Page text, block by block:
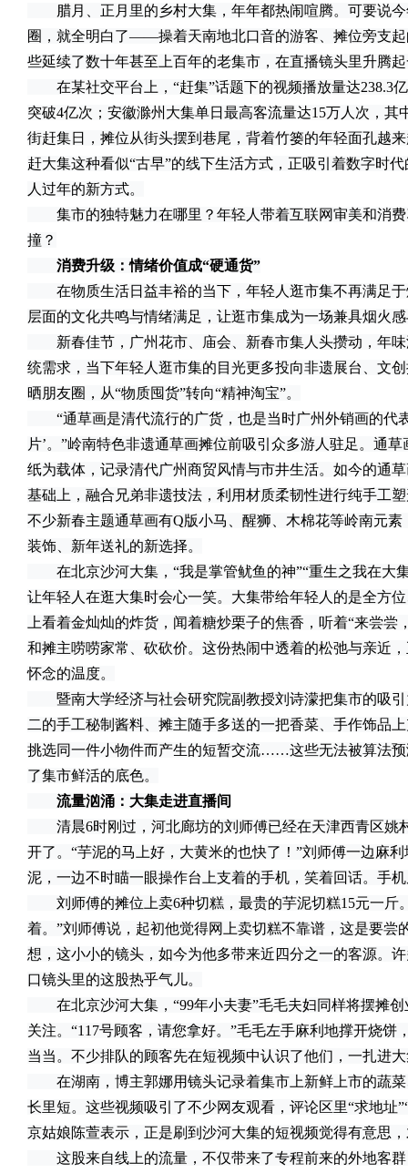
腊月、正月里的乡村大集，年年都热闹喧腾。可要说今
圈，就全明白了——操着天南地北口音的游客、摊位旁支
些延续了数十年甚至上百年的老集市，在直播镜头里升腾
在某社交平台上，“赶集”话题下的视频播放量达238.3
突破4亿次；安徽滁州大集单日最高客流量达15万人次，
街赶集日，摊位从街头摆到巷尾，背着竹篓的年轻面孔越
赶大集这种看似“古早”的线下生活方式，正吸引着数字时
人过年的新方式。
集市的独特魅力在哪里？年轻人带着互联网审美和消费
撞？
消费升级：情绪价值成“硬通货”
在物质生活日益丰裕的当下，年轻人逛市集不再满足于
层面的文化共鸣与情绪满足，让逛市集成为一场兼具烟火
新春佳节，广州花市、庙会、新春市集人头攒动，年味
统需求，当下年轻人逛市集的目光更多投向非遗展台、文
晒朋友圈，从“物质囤货”转向“精神淘宝”。
“通草画是清代流行的广货，也是当时广州外销画的代
片’。”岭南特色非遗通草画摊位前吸引众多游人驻足。通
纸为载体，记录清代广州商贸风情与市井生活。如今的通
基础上，融合兄弟非遗技法，利用材质柔韧性进行纯手工
不少新春主题通草画有Q版小马、醒狮、木棉花等岭南元
装饰、新年送礼的新选择。
在北京沙河大集，“我是掌管鱿鱼的神”“重生之我在大
让年轻人在逛大集时会心一笑。大集带给年轻人的是全方
上看着金灿灿的炸货，闻着糖炒栗子的焦香，听着“来尝
和摊主唠唠家常、砍砍价。这份热闹中透着的松弛与亲近
怀念的温度。
暨南大学经济与社会研究院副教授刘诗濛把集市的吸引
二的手工秘制酱料、摊主随手多送的一把香菜、手作饰品
挑选同一件小物件而产生的短暂交流……这些无法被算法
了集市鲜活的底色。
流量汹涌：大集走进直播间
清晨6时刚过，河北廊坊的刘师傅已经在天津西青区姚
开了。“芋泥的马上好，大黄米的也快了！”刘师傅一边麻
泥，一边不时瞄一眼操作台上支着的手机，笑着回话。手
刘师傅的摊位上卖6种切糕，最贵的芋泥切糕15元一斤
着。”刘师傅说，起初他觉得网上卖切糕不靠谱，这是要尝
想，这小小的镜头，如今为他多带来近四分之一的客源。
口镜头里的这股热乎气儿。
在北京沙河大集，“99年小夫妻”毛毛夫妇同样将摆摊创
关注。“117号顾客，请您拿好。”毛毛左手麻利地撑开烧饼
当当。不少排队的顾客先在短视频中认识了他们，一扎进
在湖南，博主郭娜用镜头记录着集市上新鲜上市的蔬菜
长里短。这些视频吸引了不少网友观看，评论区里“求地址
京姑娘陈萱表示，正是刷到沙河大集的短视频觉得有意思
这股来自线上的流量，不仅带来了专程前来的外地客群